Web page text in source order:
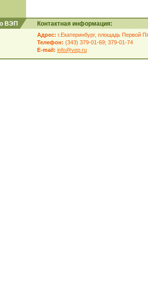
ВЭП Контактная информация:
Адрес: г.Екатеринбург, площадь Первой
Телефон: (343) 379-01-69; 379-01-74
E-mail: info@vep.ru